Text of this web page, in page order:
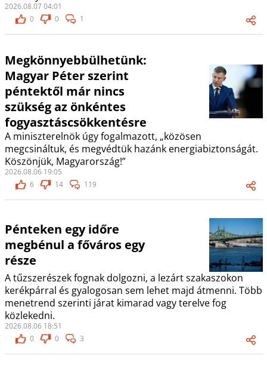
2026.08.07 04:01
0
0 1
Megkönnyebbülhetünk:
Magyar Péter szerint
péntektől már nincs
szükség az önkéntes
fogyasztáscsökkentésre
A miniszterelnök úgy fogalmazott, „közösen
megcsináltuk, és megvédtük hazánk energiabiztonságát.
Köszönjük, Magyarország!”
2026.08.06 19:05
6
14 119
Pénteken egy időre
megbénul a főváros egy
része
A tűzszerészek fognak dolgozni, a lezárt szakaszokon
kerékpárral és gyalogosan sem lehet majd átmenni. Több
menetrend szerinti járat kimarad vagy terelve fog
közlekedni.
2026.08.06 18:51
0
0 3